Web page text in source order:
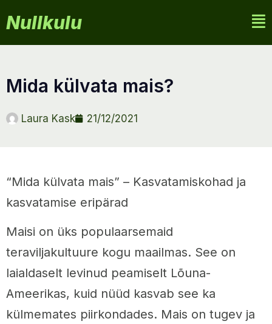
Nullkulu
mida külvata mais?
Laura Kask 21/12/2021
“Mida külvata mais” – Kasvatamiskohad ja
kasvatamise eripärad
Maisi on üks populaarsemaid
teraviljakultuure kogu maailmas. See on
laialdaselt levinud peamiselt Lõuna-
Ameerikas, kuid nüüd kasvab see ka
külmemates piirkondades. Mais on tugev ja